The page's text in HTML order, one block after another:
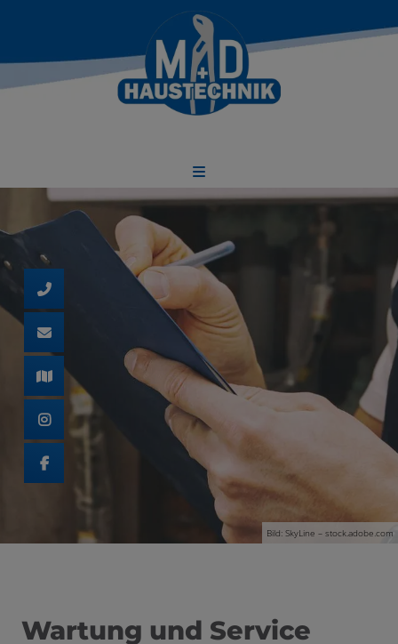
Bild: SkyLine – stock.adobe.com
Wartung und Service
schließen